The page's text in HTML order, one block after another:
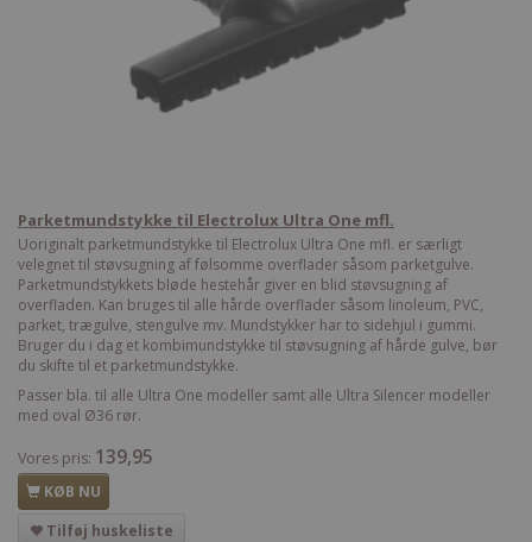
Parketmundstykke til Electrolux Ultra One mfl.
Uoriginalt parketmundstykke til Electrolux Ultra One mfl. er særligt
velegnet til støvsugning af følsomme overflader såsom parketgulve.
Parketmundstykkets bløde hestehår giver en blid støvsugning af
overfladen. Kan bruges til alle hårde overflader såsom linoleum, PVC,
parket, trægulve, stengulve mv. Mundstykker har to sidehjul i gummi.
Bruger du i dag et kombimundstykke til støvsugning af hårde gulve, bør
du skifte til et parketmundstykke.
Passer bla. til alle Ultra One modeller samt alle Ultra Silencer modeller
med oval Ø36 rør.
Vores pris: 139,95
KØB NU
Tilføj huskeliste